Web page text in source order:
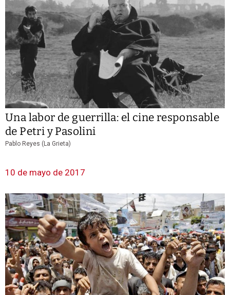
Una labor de guerrilla: el cine responsable
de Petri y Pasolini
Pablo Reyes (La Grieta)
10 de mayo de 2017